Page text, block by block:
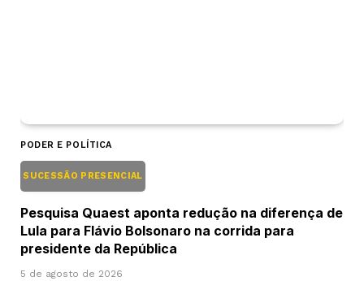
PODER E POLÍTICA
SUCESSÃO PRESENCIAL
Pesquisa Quaest aponta redução na diferença de
Lula para Flávio Bolsonaro na corrida para
presidente da República
5 de agosto de 2026